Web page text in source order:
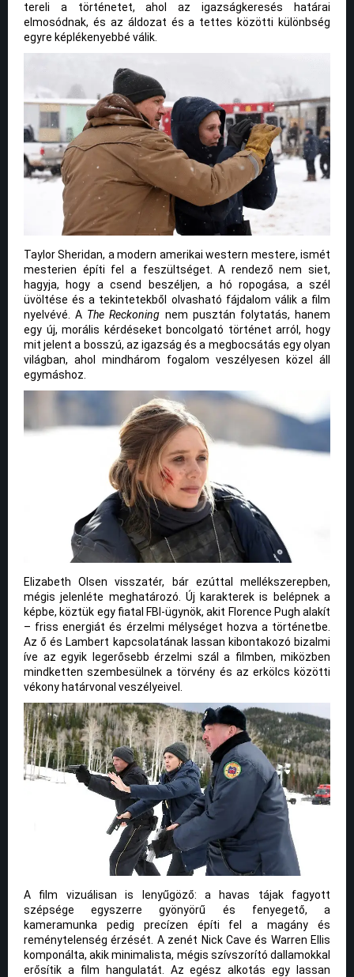
tereli a történetet, ahol az igazságkeresés határai
elmosódnak, és az áldozat és a tettes közötti különbség
egyre képlékenyebbé válik.
Taylor Sheridan, a modern amerikai western mestere, ismét
mesterien építi fel a feszültséget. A rendező nem siet,
hagyja, hogy a csend beszéljen, a hó ropogása, a szél
üvöltése és a tekintetekből olvasható fájdalom válik a film
nyelvévé. A The Reckoning nem pusztán folytatás, hanem
egy új, morális kérdéseket boncolgató történet arról, hogy
mit jelent a bosszú, az igazság és a megbocsátás egy olyan
világban, ahol mindhárom fogalom veszélyesen közel áll
egymáshoz.
Elizabeth Olsen visszatér, bár ezúttal mellékszerepben,
mégis jelenléte meghatározó. Új karakterek is belépnek a
képbe, köztük egy fiatal FBI-ügynök, akit Florence Pugh alakít
– friss energiát és érzelmi mélységet hozva a történetbe.
Az ő és Lambert kapcsolatának lassan kibontakozó bizalmi
íve az egyik legerősebb érzelmi szál a filmben, miközben
mindketten szembesülnek a törvény és az erkölcs közötti
vékony határvonal veszélyeivel.
A film vizuálisan is lenyűgöző: a havas tájak fagyott
szépsége egyszerre gyönyörű és fenyegető, a
kameramunka pedig precízen építi fel a magány és
reménytelenség érzését. A zenét Nick Cave és Warren Ellis
komponálta, akik minimalista, mégis szívszorító dallamokkal
erősítik a film hangulatát. Az egész alkotás egy lassan